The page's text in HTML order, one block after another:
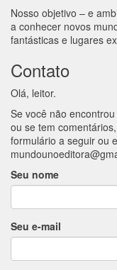
Nosso objetivo – e
a conhecer novos
fantásticas e lugares
Contato
Olá, leitor.
Se você não
ou se tem
formulário a seguir ou
Seu nome
Seu e-mail